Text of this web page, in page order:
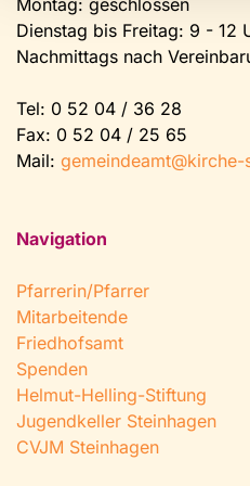
Montag: geschlossen
Dienstag bis Freitag: 9 - 12
Nachmittags nach
Tel: 0 52 04 / 36 28
Fax: 0 52 04 / 25 65
Mail:
Navigation
Pfarrerin/Pfarrer
Mitarbeitende
Friedhofsamt
Spenden
Helmut-Helling-Stiftung
Jugendkeller Steinhagen
CVJM Steinhagen